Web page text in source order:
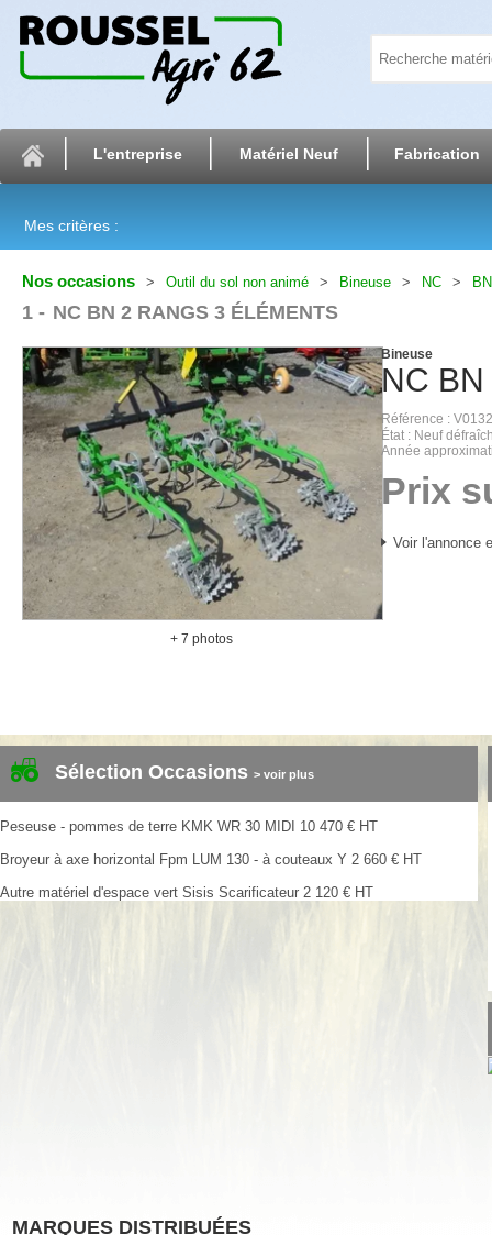
L'entreprise Matériel Neuf Fabrication
Mes critères :
Nos occasions Outil du sol non animé Bineuse NC
1 NC BN 2 RANGS 3 ÉLÉMENTS
+ 7 photos
NC
Bineuse
Référence
V0132
État
Neuf
Année
Prix
Voir l'annonce
Sélection Occasions > voir plus
Peseuse - pommes de terre KMK WR 30 MIDI 10 470 € HT
Broyeur à axe horizontal Fpm LUM 130 - à couteaux Y 2 660 € HT
Autre matériel d'espace vert Sisis Scarificateur 2 120 € HT
MARQUES DISTRIBUÉES